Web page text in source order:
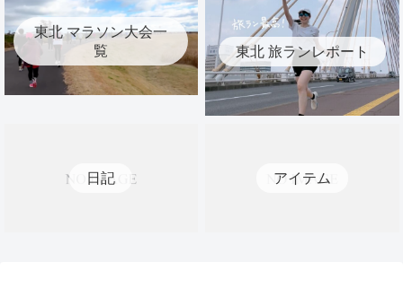
東北 マラソン大会一
覧
東北 旅ランレポート
日記 アイテム